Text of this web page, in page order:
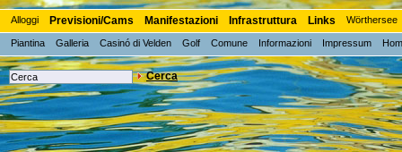
Alloggi Previsioni/Cams Manifestazioni Infrastruttura Links Wörthersee
Piantina Galleria Casinó di Velden Golf Comune Informazioni Impressum
Cerca